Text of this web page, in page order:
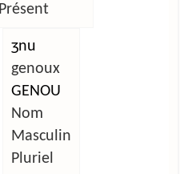
Présent
ʒnu
genoux
GENOU
Nom
Masculin
Pluriel